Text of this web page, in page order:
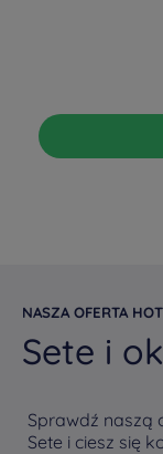
NASZA OFERTA
Sete i
Sprawdź naszą
Sete i ciesz się